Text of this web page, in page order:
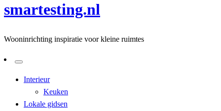
smartesting.nl
Wooninrichting inspiratie voor kleine ruimtes
Interieur
Keuken
Lokale gidsen